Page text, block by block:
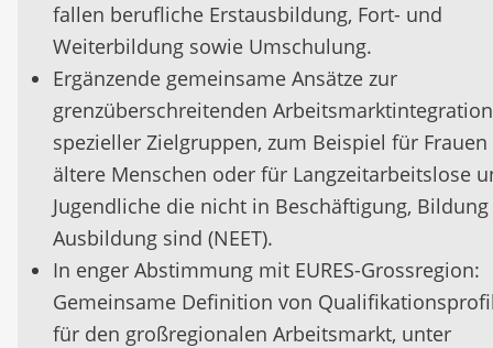
fallen berufliche Erstausbildung, Fort- und
Weiterbildung sowie Umschulung.
Ergänzende gemeinsame Ansätze zur
grenzüberschreitenden Arbeitsmarktintegration
spezieller Zielgruppen, zum Beispiel für
ältere Menschen oder für Langzeitarbeitslose
Jugendliche die nicht in Beschäftigung,
Ausbildung sind (NEET).
In enger Abstimmung mit EURES-Grossregion:
Gemeinsame Definition von
für den großregionalen Arbeitsmarkt, unter